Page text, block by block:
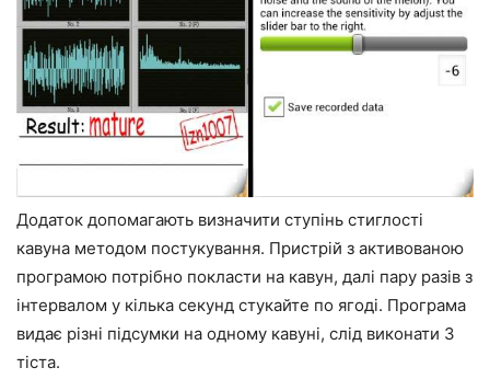
Додаток допомагають визначити ступінь стиглості
кавуна методом постукування. Пристрій з активованою
програмою потрібно покласти на кавун, далі пару разів з
інтервалом у кілька секунд стукайте по ягоді. Програма
видає різні підсумки на одному кавуні, слід виконати 3
тіста.